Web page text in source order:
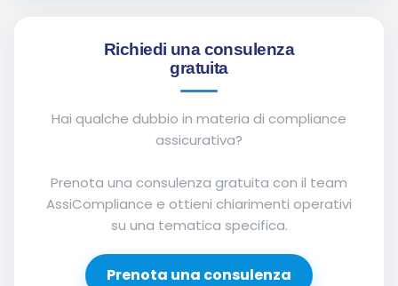
Richiedi una consulenza
gratuita
Hai qualche dubbio in materia di compliance
assicurativa?
Prenota una consulenza gratuita con il team
AssiCompliance e ottieni chiarimenti operativi
su una tematica specifica.
Prenota una consulenza